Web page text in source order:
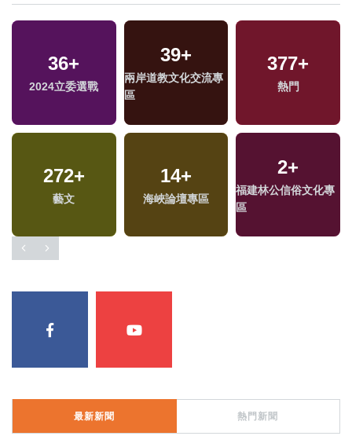
36+
2024立委選戰
39+
兩岸道教文化交流專
區
377+
熱門
272+
藝文
14+
海峽論壇專區
2+
福建林公信俗文化專
區
最新新聞 熱門新聞